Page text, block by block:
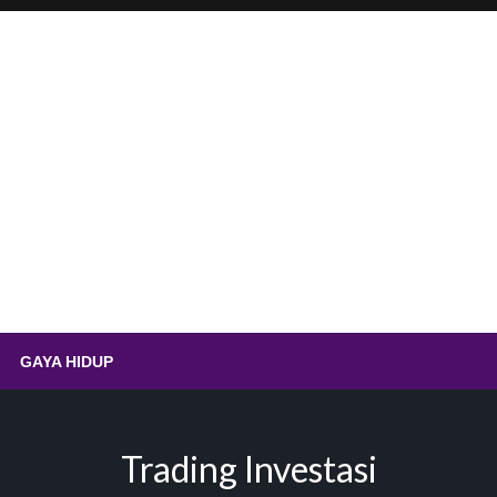
– Sempolan Ayam
GAYA HIDUP
Trading Investasi